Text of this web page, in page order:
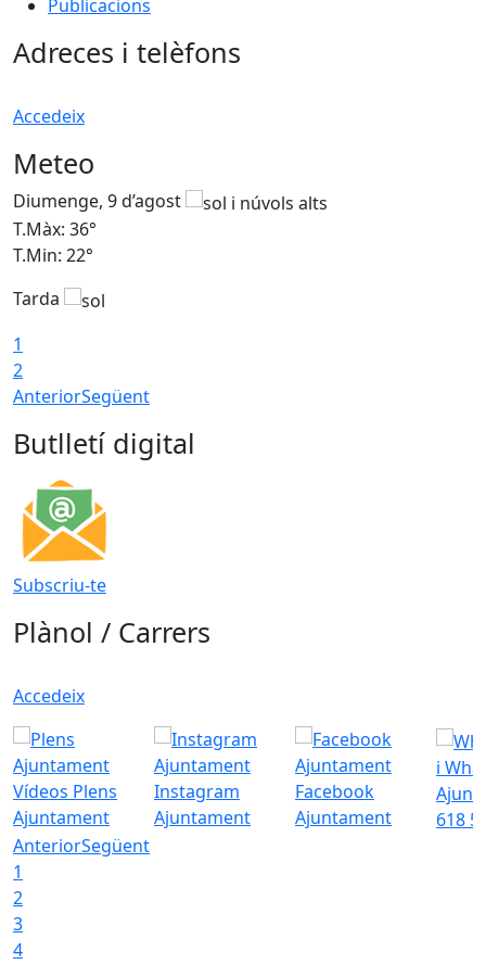
Publicacions
Adreces i telèfons
Accedeix
Meteo
Diumenge, 9 d’agost
T.Màx: 36°
T.Min: 22°
Tarda
1
2
AnteriorSegüent
Butlletí digital
Subscriu-te
Plànol / Carrers
Accedeix
Vídeos Plens
Ajuntament
Instagram
Ajuntament
Facebook
Ajuntament
i
618
AnteriorSegüent
1
2
3
4